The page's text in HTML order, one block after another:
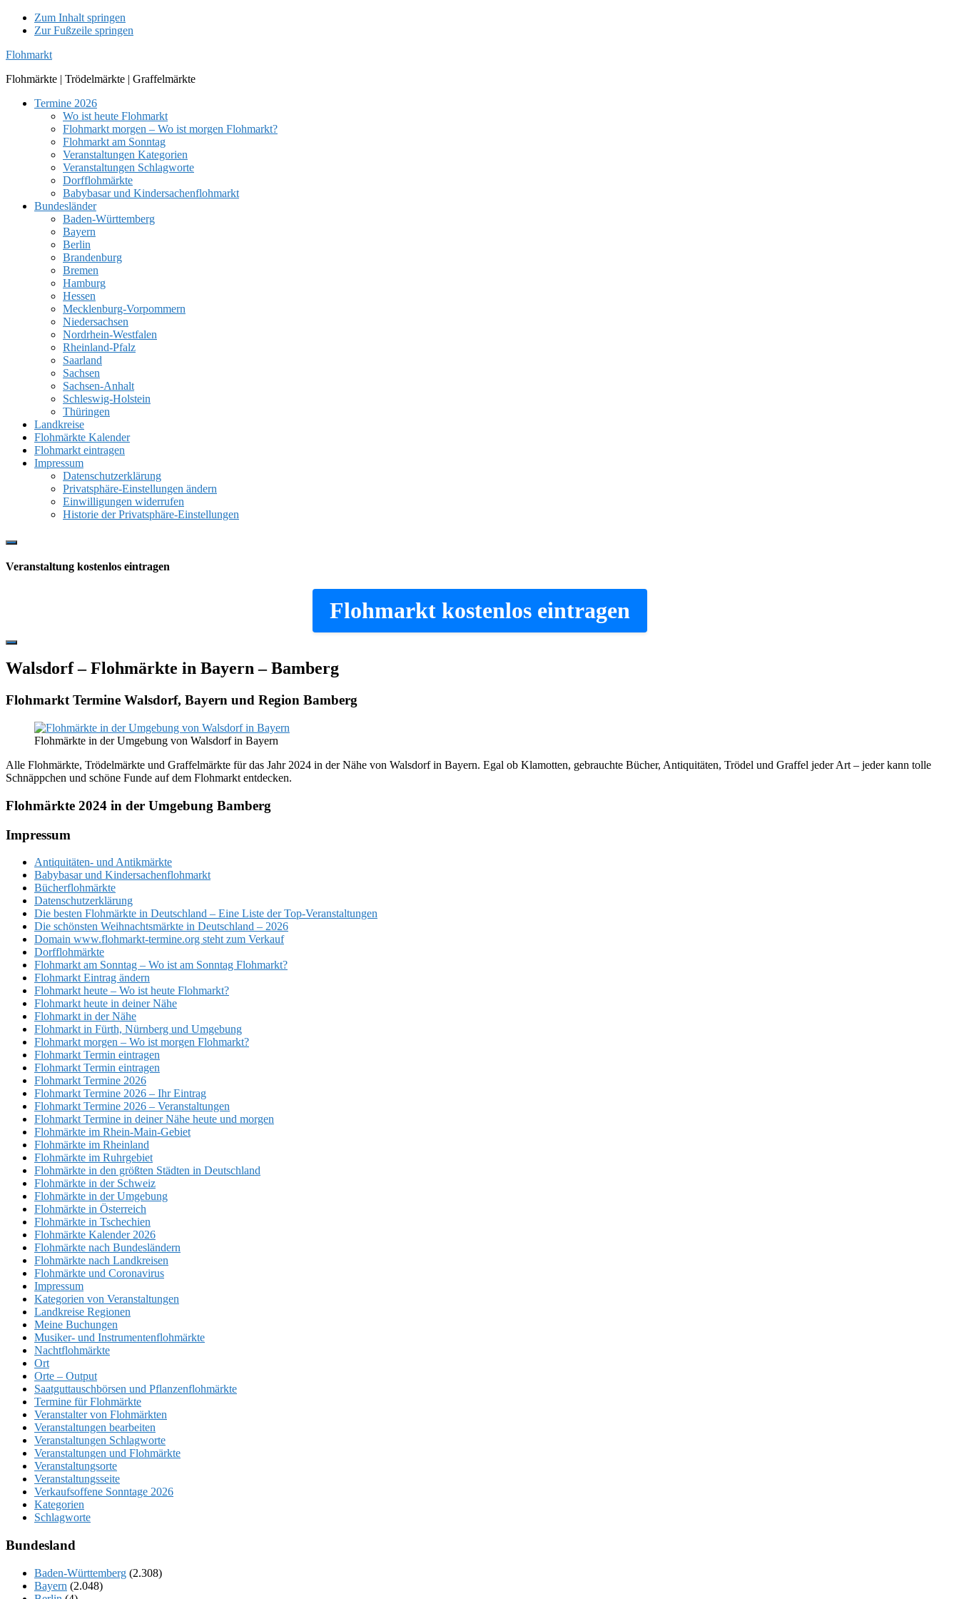
Zum Inhalt springen
Zur Fußzeile springen
Flohmarkt
Flohmärkte | Trödelmärkte | Graffelmärkte
Termine 2026
Wo ist heute Flohmarkt
Flohmarkt morgen – Wo ist morgen Flohmarkt?
Flohmarkt am Sonntag
Veranstaltungen Kategorien
Veranstaltungen Schlagworte
Dorfflohmärkte
Babybasar und Kindersachenflohmarkt
Bundesländer
Baden-Württemberg
Bayern
Berlin
Brandenburg
Bremen
Hamburg
Hessen
Mecklenburg-Vorpommern
Niedersachsen
Nordrhein-Westfalen
Rheinland-Pfalz
Saarland
Sachsen
Sachsen-Anhalt
Schleswig-Holstein
Thüringen
Landkreise
Flohmärkte Kalender
Flohmarkt eintragen
Impressum
Datenschutzerklärung
Privatsphäre-Einstellungen ändern
Einwilligungen widerrufen
Historie der Privatsphäre-Einstellungen
Show
Content
Veranstaltung kostenlos eintragen
Flohmarkt kostenlos eintragen
Hide
Content
Walsdorf – Flohmärkte in Bayern – Bamberg
Flohmarkt Termine Walsdorf, Bayern und Region Bamberg
Flohmärkte in der Umgebung von Walsdorf in Bayern
Alle Flohmärkte, Trödelmärkte und Graffelmärkte für das Jahr 2024 in der Nähe von Walsdorf in Bayern. Egal ob Klamotten, gebrauchte Bücher, Antiquitäten, Trödel und Graffel jeder Art – jeder kann tolle
Schnäppchen und schöne Funde auf dem Flohmarkt entdecken.
Flohmärkte 2024 in der Umgebung Bamberg
Footer
Impressum
Antiquitäten- und Antikmärkte
Babybasar und Kindersachenflohmarkt
Bücherflohmärkte
Datenschutzerklärung
Die besten Flohmärkte in Deutschland – Eine Liste der Top-Veranstaltungen
Die schönsten Weihnachtsmärkte in Deutschland – 2026
Domain www.flohmarkt-termine.org steht zum Verkauf
Dorfflohmärkte
Flohmarkt am Sonntag – Wo ist am Sonntag Flohmarkt?
Flohmarkt Eintrag ändern
Flohmarkt heute – Wo ist heute Flohmarkt?
Flohmarkt heute in deiner Nähe
Flohmarkt in der Nähe
Flohmarkt in Fürth, Nürnberg und Umgebung
Flohmarkt morgen – Wo ist morgen Flohmarkt?
Flohmarkt Termin eintragen
Flohmarkt Termin eintragen
Flohmarkt Termine 2026
Flohmarkt Termine 2026 – Ihr Eintrag
Flohmarkt Termine 2026 – Veranstaltungen
Flohmarkt Termine in deiner Nähe heute und morgen
Flohmärkte im Rhein-Main-Gebiet
Flohmärkte im Rheinland
Flohmärkte im Ruhrgebiet
Flohmärkte in den größten Städten in Deutschland
Flohmärkte in der Schweiz
Flohmärkte in der Umgebung
Flohmärkte in Österreich
Flohmärkte in Tschechien
Flohmärkte Kalender 2026
Flohmärkte nach Bundesländern
Flohmärkte nach Landkreisen
Flohmärkte und Coronavirus
Impressum
Kategorien von Veranstaltungen
Landkreise Regionen
Meine Buchungen
Musiker- und Instrumentenflohmärkte
Nachtflohmärkte
Ort
Orte – Output
Saatguttauschbörsen und Pflanzenflohmärkte
Termine für Flohmärkte
Veranstalter von Flohmärkten
Veranstaltungen bearbeiten
Veranstaltungen Schlagworte
Veranstaltungen und Flohmärkte
Veranstaltungsorte
Veranstaltungsseite
Verkaufsoffene Sonntage 2026
Kategorien
Schlagworte
Bundesland
Baden-Württemberg (2.308)
Bayern (2.048)